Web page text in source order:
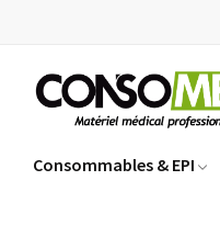
Consommables & EPI